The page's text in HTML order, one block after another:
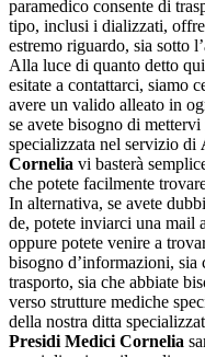
paramedico consente di
tipo, inclusi i dializzati,
estremo riguardo, sia sotto
Alla luce di quanto detto
esitate a contattarci, siamo
avere un valido alleato in
se avete bisogno di
specializzata nel servizio di
Cornelia vi basterà
che potete facilmente
In alternativa, se avete
de, potete inviarci una mail
oppure potete venire a
bisogno d’informazioni, sia
trasporto, sia che abbiate
verso strutture mediche
della nostra ditta
Presidi Medici Cornelia